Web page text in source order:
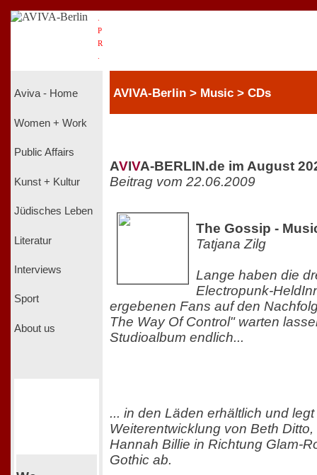
P
R
Aviva - Home
Women + Work
Public Affairs
Kunst + Kultur
Jüdisches Leben
Literatur
Interviews
Sport
About us
AVIVA-Berlin > Music > CDs
AVIVA-BERLIN.de im August
Beitrag vom 22.06.2009
The Gossip -
Tatjana Zilg
Lange haben die
Electropunk-
ergebenen Fans auf den
The Way Of Control" warten
Studioalbum endlich...
... in den Läden erhältlich und
Weiterentwicklung von Beth
Hannah Billie in Richtung Glam-
Gothic ab.